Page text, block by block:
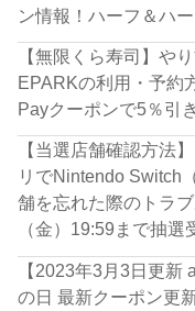
ン情報！ハーフ＆ハー
【無限くら寿司】や
EPARKの利用・予約
Payクーポンで5％引
【当選店舗確認方法
リでNintendo Switch
舗を忘れた際のトラ
（金）19:59まで抽選
【2023年3月3日更新
の日 最新クーポン更